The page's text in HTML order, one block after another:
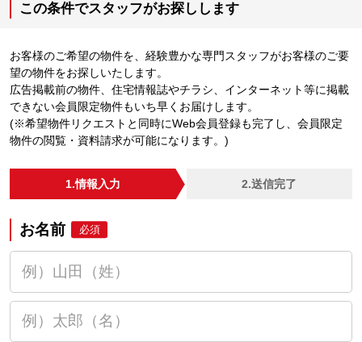
この条件でスタッフがお探しします
お客様のご希望の物件を、経験豊かな専門スタッフがお客様のご要
望の物件をお探しいたします。
広告掲載前の物件、住宅情報誌やチラシ、インターネット等に掲載
できない会員限定物件もいち早くお届けします。
(※希望物件リクエストと同時にWeb会員登録も完了し、会員限定
物件の閲覧・資料請求が可能になります。)
1.情報入力 2.送信完了
お名前 必須